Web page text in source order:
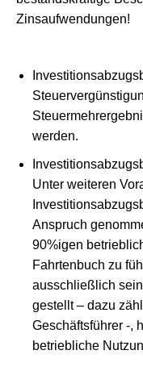
Zinsaufwendungen!
werden.
Unter weiteren
Anspruch
90%igen
Fahrtenbuch zu
ausschließlich
gestellt – dazu
Geschäftsführer -,
betriebliche